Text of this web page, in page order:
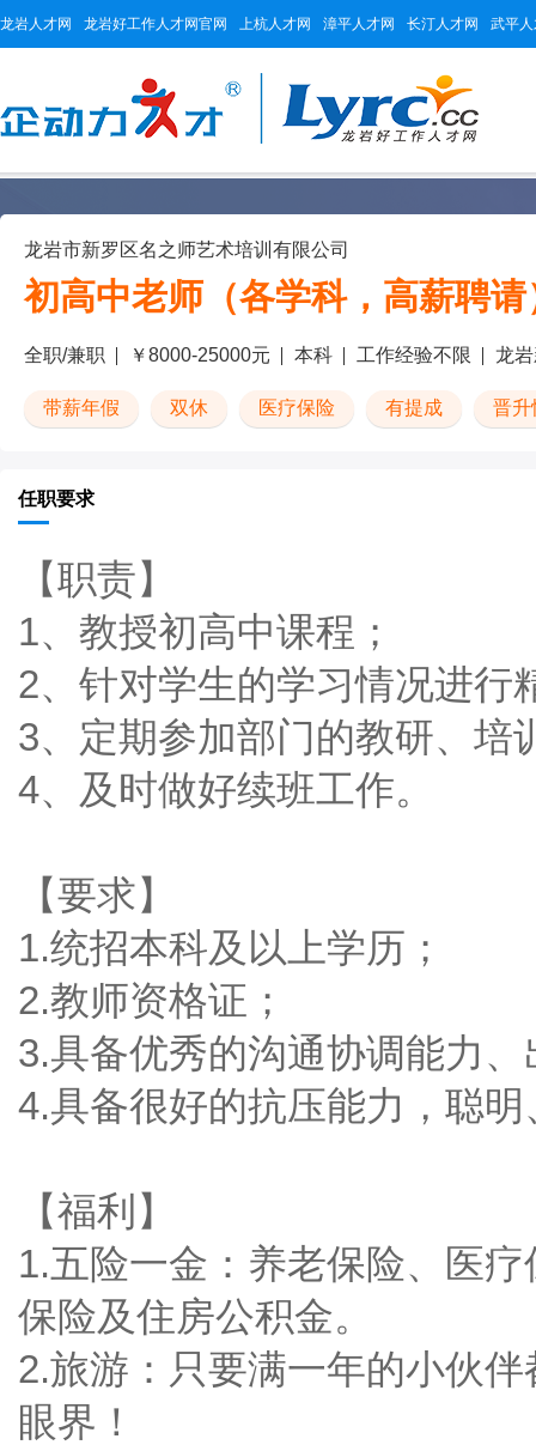
龙岩人才网 龙岩好工作人才网官网 上杭人才网 漳平人才网 长汀人才网 武平
龙岩市新罗区名之师艺术培训有限公司
初高中老师（各学科，高薪聘
全职/兼职 ￥8000-25000元 本科 工作经验不限 龙
带薪年假 双休 医疗保险 有提成 晋升
任职要求
【职责】
1、教授初高中课程；
2、针对学生的学习情况进行
3、定期参加部门的教研、培
4、及时做好续班工作。
【要求】
1.统招本科及以上学历；
2.教师资格证；
3.具备优秀的沟通协调能力
4.具备很好的抗压能力，聪明
【福利】
1.五险一金：养老保险、医
保险及住房公积金。
2.旅游：只要满一年的小伙
眼界！